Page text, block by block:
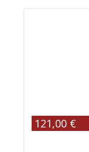
121,00 €